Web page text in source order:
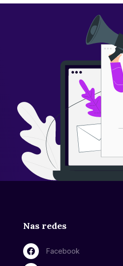
Nas redes
Facebook